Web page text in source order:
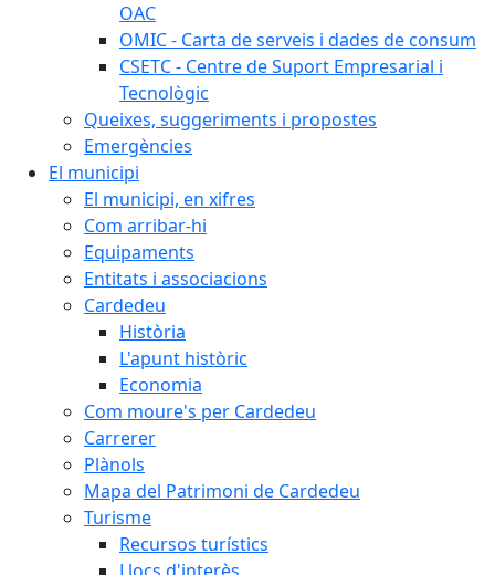
OAC
OMIC - Carta de serveis i dades de consum
CSETC - Centre de Suport Empresarial i
Tecnològic
Queixes, suggeriments i propostes
Emergències
El municipi
El municipi, en xifres
Com arribar-hi
Equipaments
Entitats i associacions
Cardedeu
Història
L'apunt històric
Economia
Com moure's per Cardedeu
Carrerer
Plànols
Mapa del Patrimoni de Cardedeu
Turisme
Recursos turístics